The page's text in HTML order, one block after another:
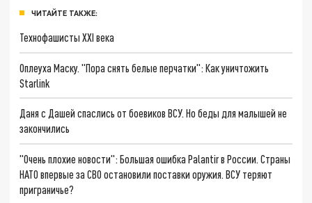
ЧИТАЙТЕ ТАКЖЕ:
Технофашисты XXI века
Оплеуха Маску. "Пора снять белые перчатки": Как уничтожить
Starlink
Даня с Дашей спаслись от боевиков ВСУ. Но беды для малышей не
закончились
"Очень плохие новости": Большая ошибка Palantir в России. Страны
НАТО впервые за СВО остановили поставки оружия. ВСУ теряют
приграничье?